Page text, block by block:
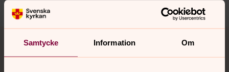
Samtycke Information Om
Tillbaka till toppen
Tillbaka till innehållet